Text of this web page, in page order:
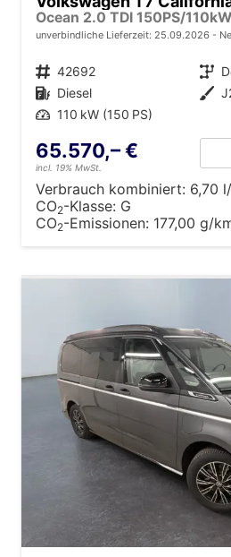
unverbindliche Lieferzeit: 25.09.2026
Fahrzeugnr. 42692 Getriebe
Kraftstoff Diesel Außenfarbe
Leistung 110 kW (150 PS)
65.570,– €
incl. 19% MwSt.
Verbrauch kombiniert: 6,70
CO2-Klasse: G
CO2-Emissionen: 177,00 g/